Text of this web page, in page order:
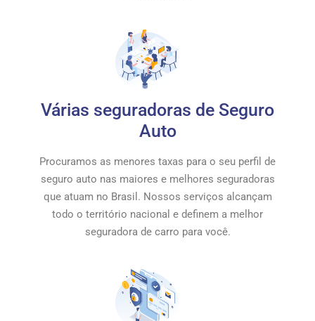
Várias seguradoras de Seguro
Auto
Procuramos as menores taxas para o seu perfil de
seguro auto nas maiores e melhores seguradoras
que atuam no Brasil. Nossos serviços alcançam
todo o território nacional e definem a melhor
seguradora de carro para você.